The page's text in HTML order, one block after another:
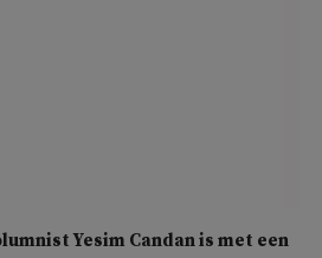
Yesim Candan is met een